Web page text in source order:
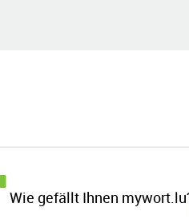
Wie gefällt Ihnen